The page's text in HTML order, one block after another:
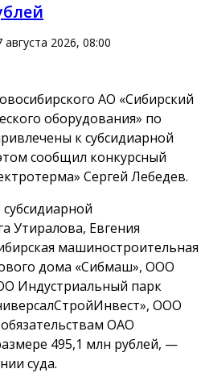
августа 2026, 08:00
АО «Сибирский
оборудования» по
к субсидиарной
сообщил конкурсный
Сергей Лебедев.
Утиралова, Евгения
машиностроительная
дома «Сибмаш», ООО
Индустриальный парк
ООО
ОАО
495,1 млн рублей, —
суда.